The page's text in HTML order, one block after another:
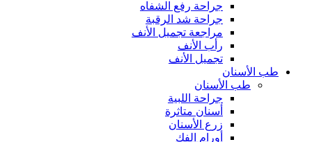
جراحة رفع الشفاه
جراحة شد الرقبة
مراجعة تجميل الأنف
رأب الأنف
تجميل الأنف
طب الأسنان
طب الأسنان
جراحة اللبية
أسنان متاثرة
زرع الأسنان
أورام الفك